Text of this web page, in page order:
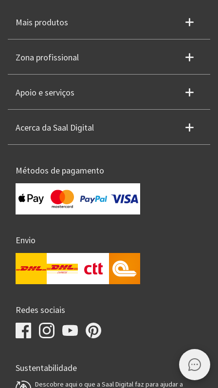
Mais produtos
Zona profissional
Apoio e serviços
Acerca da Saal Digital
Métodos de pagamento
Envio
Redes sociais
Sustentabilidade
Descobre aqui o que a Saal Digital faz para ajudar a